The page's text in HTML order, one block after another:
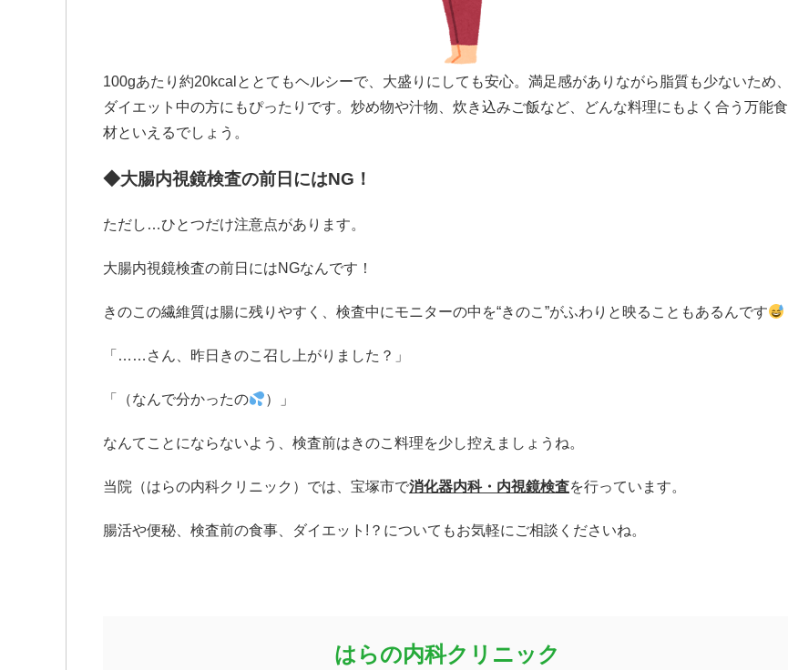
100gあたり約20kcalととてもヘルシーで、大盛りにしても安心。満足感がありながら脂質も少ないため、
ダイエット中の方にもぴったりです。炒め物や汁物、炊き込みご飯など、どんな料理にもよく合う万能食
材といえるでしょう。
◆大腸内視鏡検査の前日にはNG！
ただし…ひとつだけ注意点があります。
大腸内視鏡検査の前日にはNGなんです！
きのこの繊維質は腸に残りやすく、検査中にモニターの中を“きのこ”がふわりと映ることもあるんです
「……さん、昨日きのこ召し上がりました？」
「（なんで分かったの ）」
なんてことにならないよう、検査前はきのこ料理を少し控えましょうね。
当院（はらの内科クリニック）では、宝塚市で消化器内科・内視鏡検査を行っています。
腸活や便秘、検査前の食事、ダイエット!？についてもお気軽にご相談くださいね。
はらの内科クリニック